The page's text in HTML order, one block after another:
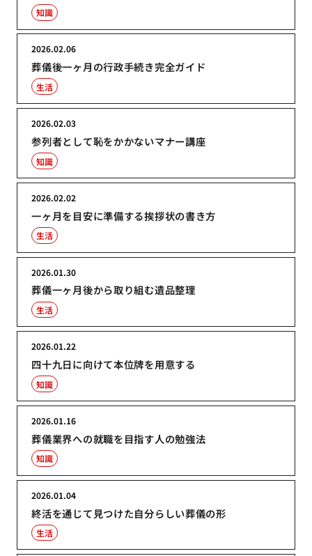
知識
葬儀後一ヶ月の行政手続き完全ガイド
2026.02.06
生活
参列者として恥をかかないマナー講座
2026.02.03
知識
一ヶ月を目安に準備する挨拶状の書き方
2026.02.02
生活
葬儀一ヶ月後から取り組む遺品整理
2026.01.30
生活
四十九日に向けて本位牌を用意する
2026.01.22
知識
葬儀業界への就職を目指す人の勉強法
2026.01.16
知識
終活を通じて見つけた自分らしい葬儀の形
2026.01.04
生活